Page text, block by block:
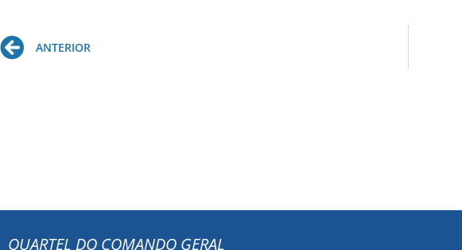
Prev
ANTERIOR
QUARTEL DO COMANDO GERAL